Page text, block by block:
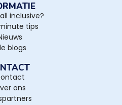
inclusive?
tips
blogs
ons